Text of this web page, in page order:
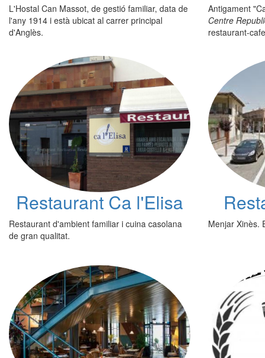
L'Hostal Can Massot, de gestió familiar, data de
l'any 1914 i està ubicat al carrer principal
d'Anglès.
Antigament
Centre
restaurant-
Restaurant Ca l'Elisa
Restaurant d'ambient familiar i cuina casolana
de gran qualitat.
Menjar Xinès.